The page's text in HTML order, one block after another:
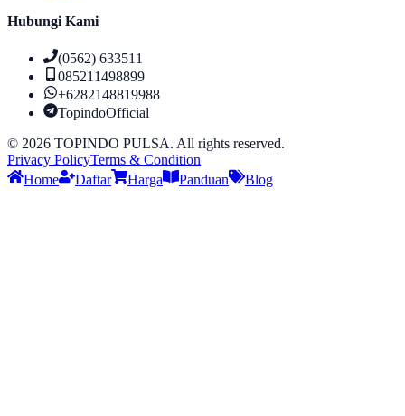
Hubungi Kami
(0562) 633511
085211498899
+6282148819988
TopindoOfficial
© 2026 TOPINDO PULSA. All rights reserved.
Privacy PolicyTerms & Condition
Home
Daftar Harga Panduan Blog